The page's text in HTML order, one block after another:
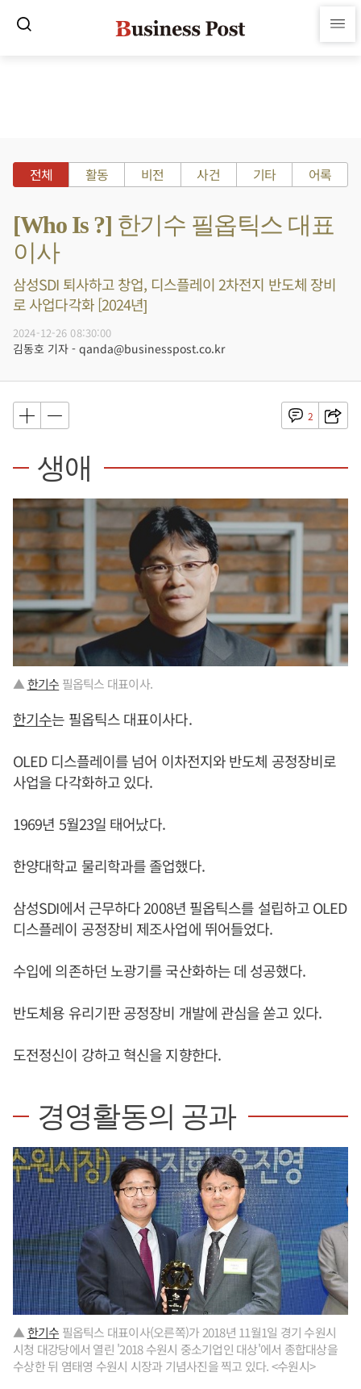
전체 활동 비전 사건 기타 어록
[Who Is ?] 한기수 필옵틱스 대표
이사
삼성SDI 퇴사하고 창업, 디스플레이 2차전지 반도체 장비
로 사업다각화 [2024년]
2024-12-26 08:30:00
김동호 기자 - qanda@businesspost.co.kr
2
생애
▲한기수 필옵틱스 대표이사.
한기수는 필옵틱스 대표이사다.
OLED 디스플레이를 넘어 이차전지와 반도체 공정장비로
사업을 다각화하고 있다.
1969년 5월23일 태어났다.
한양대학교 물리학과를 졸업했다.
삼성SDI에서 근무하다 2008년 필옵틱스를 설립하고 OLED
디스플레이 공정장비 제조사업에 뛰어들었다.
수입에 의존하던 노광기를 국산화하는 데 성공했다.
반도체용 유리기판 공정장비 개발에 관심을 쏟고 있다.
도전정신이 강하고 혁신을 지향한다.
경영활동의 공과
▲한기수 필옵틱스 대표이사(오른쪽)가 2018년 11월1일 경기 수원시
시청 대강당에서 열린 '2018 수원시 중소기업인 대상'에서 종합대상을
수상한 뒤 염태영 수원시 시장과 기념사진을 찍고 있다. <수원시>